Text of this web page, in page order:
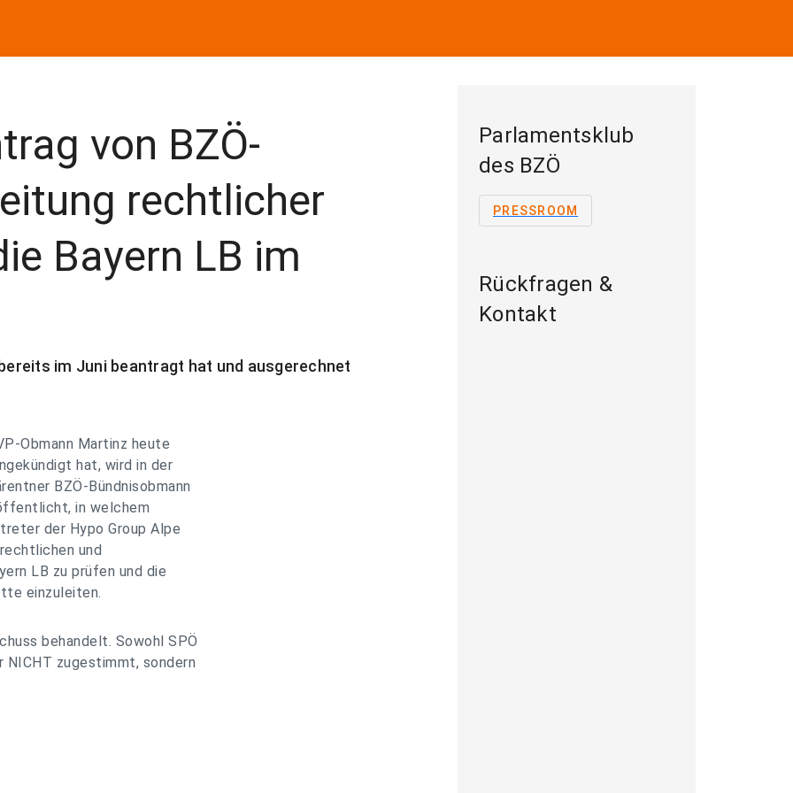
von BZÖ-
rechtlicher
Bayern LB im
im Juni beantragt hat und ausgerechnet
Obmann Martinz heute
hat, wird in der
BZÖ-Bündnisobmann
in welchem
der Hypo Group Alpe
und
LB zu prüfen und die
einzuleiten.
behandelt. Sowohl SPÖ
NICHT zugestimmt, sondern
Parlamentsklub
des BZÖ
PRESSROOM
Rückfragen &
Kontakt